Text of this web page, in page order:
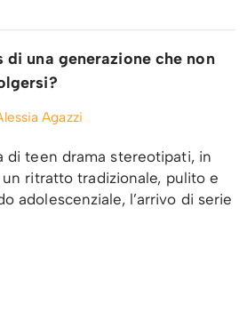
di una generazione che non
Agazzi
di teen drama stereotipati, in
ritratto tradizionale, pulito e
adolescenziale, l’arrivo di serie